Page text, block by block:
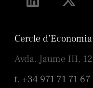
Cercle
Avda. Jaume III,
t. +34 971 71 71 67